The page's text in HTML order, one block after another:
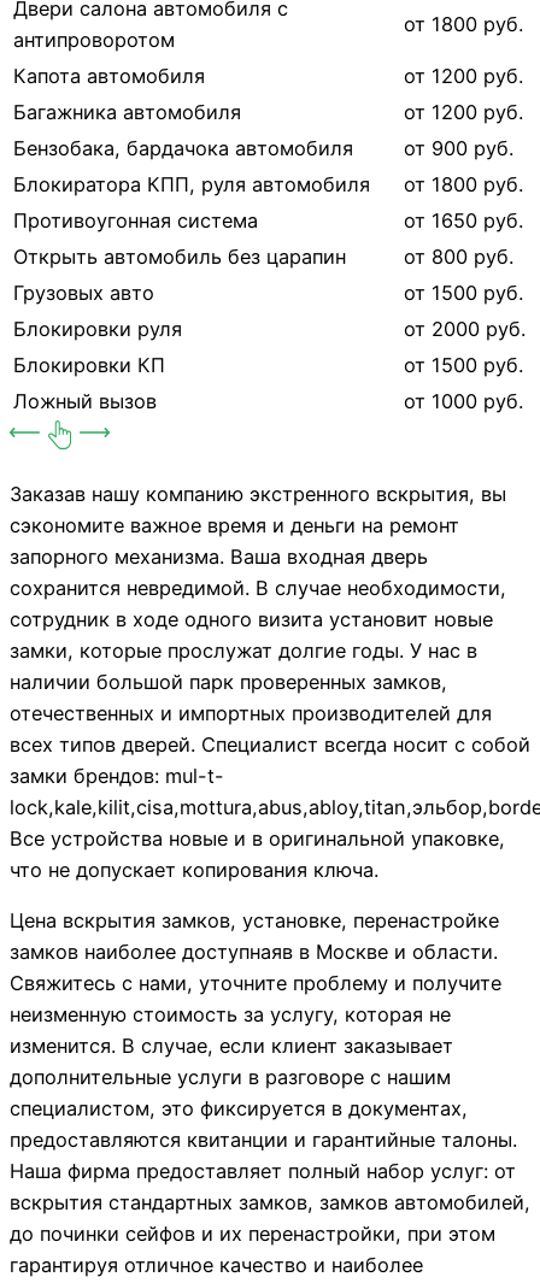
Двери салона автомобиля с
антипроворотом
от 1800 руб.
Капота автомобиля
от 1200 руб.
Багажника автомобиля
от 1200 руб.
Бензобака, бардачока автомобиля
от 900 руб.
Блокиратора КПП, руля автомобиля
от 1800 руб.
Противоугонная система
от 1650 руб.
Открыть автомобиль без царапин
от 800 руб.
Грузовых авто
от 1500 руб.
Блокировки руля
от 2000 руб.
Блокировки КП
от 1500 руб.
Ложный вызов
от 1000 руб.
Заказав нашу компанию экстренного вскрытия, вы
сэкономите важное время и деньги на ремонт
запорного механизма. Ваша входная дверь
сохранится невредимой. В случае необходимости,
сотрудник в ходе одного визита установит новые
замки, которые прослужат долгие годы. У нас в
наличии большой парк проверенных замков,
отечественных и импортных производителей для
всех типов дверей. Специалист всегда носит с собой
замки брендов: mul-t-
Все устройства новые и в оригинальной упаковке,
что не допускает копирования ключа.
Цена вскрытия замков, установке, перенастройке
замков наиболее доступнаяв в Москве и области.
Свяжитесь с нами, уточните проблему и получите
неизменную стоимость за услугу, которая не
изменится. В случае, если клиент заказывает
дополнительные услуги в разговоре с нашим
специалистом, это фиксируется в документах,
предоставляются квитанции и гарантийные талоны.
Наша фирма предоставляет полный набор услуг: от
вскрытия стандартных замков, замков автомобилей,
до починки сейфов и их перенастройки, при этом
гарантируя отличное качество и наиболее